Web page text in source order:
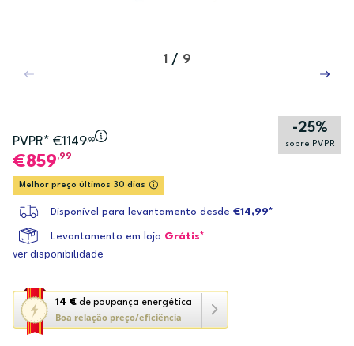
1 / 9
PVPR* €1149,99
-25%
sobre PVPR
859,99
Melhor preço últimos 30 dias
Disponível para levantamento desde €14,99*
Levantamento em loja Grátis*
ver disponibilidade
14 € de poupança energética
Boa relação preço/eficiência
Esta
ação
abre